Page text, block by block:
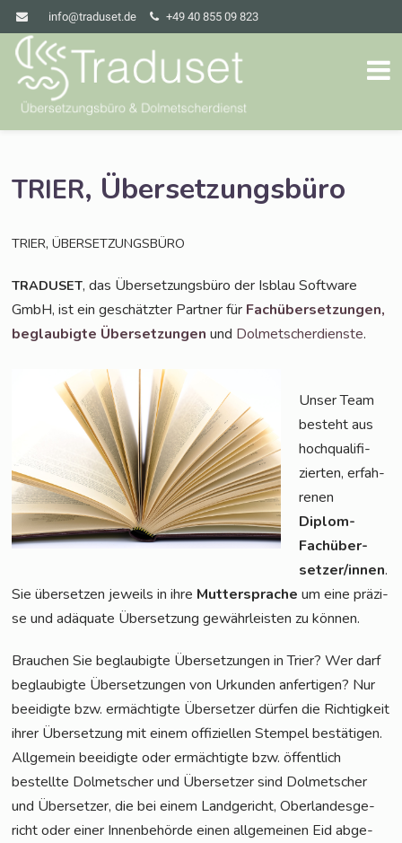
info@traduset.de +49 40 855 09 823
TRIER, Übersetzungsbüro
TRIER,ÜBERSETZUNGSBÜRO
TRADUSET, das Über­set­zungs­bü­ro der Isblau Soft­ware
GmbH, ist ein geschätz­ter Part­ner für Fach­über­set­zun­gen,
beglau­big­te Über­set­zun­gen und Dol­met­scher­diens­te.
Unser Team
besteht aus
hoch­qua­li­fi­
zier­ten, erfah­
re­nen
Diplom-
Fach­über­
set­zer/in­nen.
Sie über­set­zen jeweils in ihre Mut­ter­spra­che um eine prä­zi­
se und adäqua­te Über­set­zung gewähr­leis­ten zu können.
Brau­chen Sie beglau­big­te Über­set­zun­gen in Trier? Wer darf
beglau­big­te Über­set­zun­gen von Urkun­den anfer­ti­gen? Nur
beei­dig­te bzw. ermäch­tig­te Über­set­zer dür­fen die Rich­tig­keit
ihrer Über­set­zung mit einem offi­zi­el­len Stem­pel bestä­ti­gen.
All­ge­mein beei­dig­te oder ermäch­tig­te bzw. öffent­lich
bestell­te Dol­met­scher und Über­set­zer sind Dol­met­scher
und Über­set­zer, die bei einem Land­ge­richt, Ober­lan­des­ge­
richt oder einer Innen­be­hör­de einen all­ge­mei­nen Eid abge­